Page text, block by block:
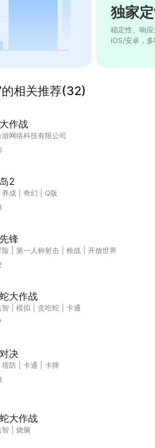
独家
稳定性、响
iOS/安卓，
的相关推荐(32)
作战
游网络科技有限公司
2
养成 奇幻
Q版
锋
险 第一人称射击 枪战
开放世界
大作战
智 模拟 贪吃蛇
卡通
决
塔防 卡通
卡牌
大作战
智 烧脑